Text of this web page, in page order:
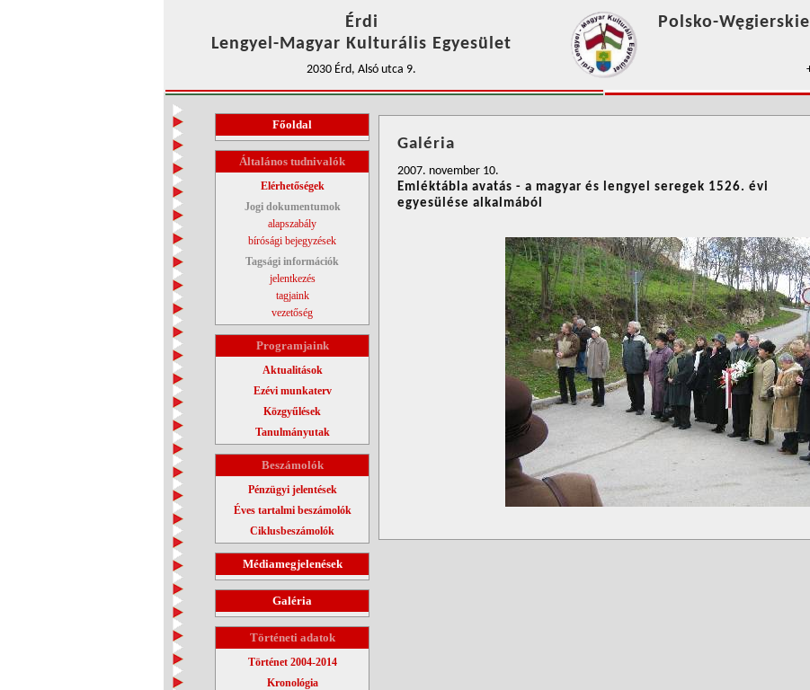
Érdi
Lengyel-Magyar Kulturális Egyesület
2030 Érd, Alsó utca 9.
Polsko-
Főoldal
Általános tudnivalók
Elérhetőségek
Jogi dokumentumok
alapszabály
bírósági bejegyzések
Tagsági információk
jelentkezés
tagjaink
vezetőség
Programjaink
Aktualitások
Ezévi munkaterv
Közgyűlések
Tanulmányutak
Beszámolók
Pénzügyi jelentések
Éves tartalmi beszámolók
Ciklusbeszámolók
Médiamegjelenések
Galéria
Történeti adatok
Történet 2004-2014
Kronológia
Galéria
2007. november 10.
Emléktábla avatás - a magyar és lengyel seregek 1526. évi
egyesülése alkalmából